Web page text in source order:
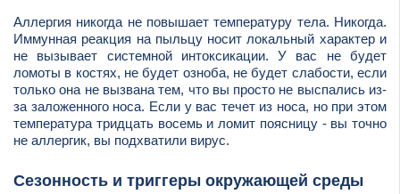
Аллергия никогда не повышает температуру тела. Никогда.
Иммунная реакция на пыльцу носит локальный характер и
не вызывает системной интоксикации. У вас не будет
ломоты в костях, не будет озноба, не будет слабости, если
только она не вызвана тем, что вы просто не выспались из-
за заложенного носа. Если у вас течет из носа, но при этом
температура тридцать восемь и ломит поясницу - вы точно
не аллергик, вы подхватили вирус.
Сезонность и триггеры окружающей среды